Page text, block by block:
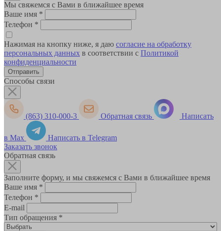
Мы свяжемся с Вами в ближайшее время
Ваше имя *
Телефон *
Нажимая на кнопку ниже, я даю согласие на обработку
персональных данных в соответствии с Политикой
конфиденциальности
Способы связи
(863) 310-000-3 Обратная связь Написать
в Max
Написать в Telegram
Заказать звонок
Обратная связь
Заполните форму, и мы свяжемся с Вами в ближайшее время
Ваше имя *
Телефон *
E-mail
Тип обращения *